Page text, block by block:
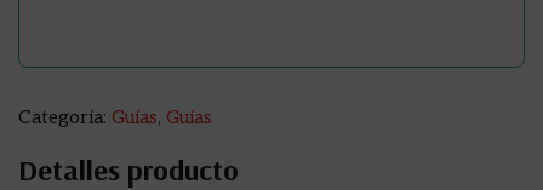
Categoría: Guías, Guías
Detalles producto